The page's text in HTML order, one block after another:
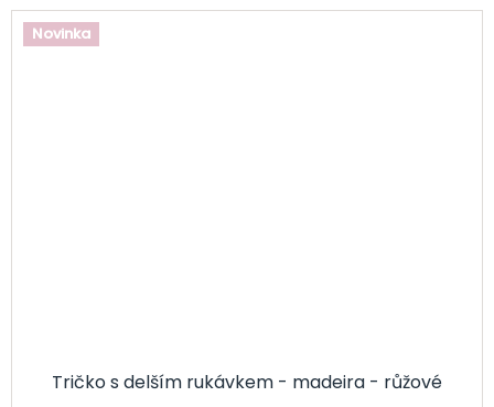
Novinka
Tričko s delším rukávkem - madeira - růžové